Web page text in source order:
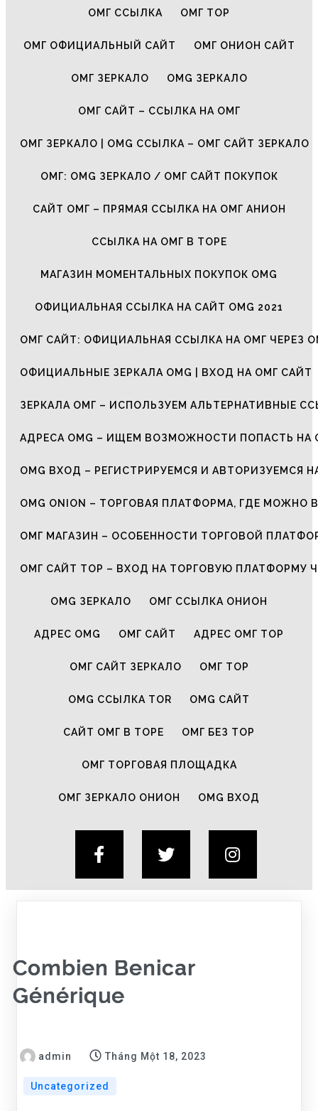
ОМГ ССЫЛКА ОМГ ТОР
ОМГ ОФИЦИАЛЬНЫЙ САЙТ ОМГ ОНИОН САЙТ
ОМГ ЗЕРКАЛО OMG ЗЕРКАЛО
ОМГ САЙТ – ССЫЛКА НА ОМГ
ОМГ ЗЕРКАЛО | OMG ССЫЛКА – ОМГ САЙТ ЗЕРКАЛО
ОМГ: OMG ЗЕРКАЛО / ОМГ САЙТ ПОКУПОК
САЙТ ОМГ – ПРЯМАЯ ССЫЛКА НА ОМГ АНИОН
ССЫЛКА НА ОМГ В ТОРЕ
МАГАЗИН МОМЕНТАЛЬНЫХ ПОКУПОК OMG
ОФИЦИАЛЬНАЯ ССЫЛКА НА САЙТ OMG 2021
ОМГ САЙТ: ОФИЦИАЛЬНАЯ ССЫЛКА НА ОМГ ЧЕРЕЗ
ОФИЦИАЛЬНЫЕ ЗЕРКАЛА OMG | ВХОД НА ОМГ САЙТ
ЗЕРКАЛА ОМГ – ИСПОЛЬЗУЕМ АЛЬТЕРНАТИВНЫЕ
АДРЕСА OMG – ИЩЕМ ВОЗМОЖНОСТИ ПОПАСТЬ НА
OMG ВХОД – РЕГИСТРИРУЕМСЯ И АВТОРИЗУЕМСЯ
OMG ONION – ТОРГОВАЯ ПЛАТФОРМА, ГДЕ МОЖНО
ОМГ МАГАЗИН – ОСОБЕННОСТИ ТОРГОВОЙ
ОМГ САЙТ ТОР – ВХОД НА ТОРГОВУЮ ПЛАТФОРМУ
OMG ЗЕРКАЛО ОМГ ССЫЛКА ОНИОН
АДРЕС OMG ОМГ САЙТ АДРЕС ОМГ ТОР
ОМГ САЙТ ЗЕРКАЛО ОМГ ТОР
OMG ССЫЛКА TOR OMG САЙТ
САЙТ ОМГ В ТОРЕ ОМГ БЕЗ ТОР
ОМГ ТОРГОВАЯ ПЛОЩАДКА
ОМГ ЗЕРКАЛО ОНИОН OMG ВХОД
Combien Benicar
Générique
admin Tháng Một 18, 2023
Uncategorized